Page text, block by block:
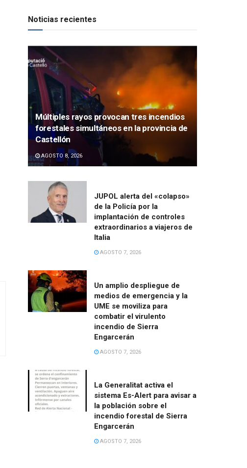
Noticias recientes
Múltiples rayos provocan tres incendios
forestales simultáneos en la provincia de
Castellón
AGOSTO 8, 2026
JUPOL alerta del «colapso»
de la Policía por la
implantación de controles
extraordinarios a viajeros de
Italia
AGOSTO 7, 2026
Un amplio despliegue de
medios de emergencia y la
UME se moviliza para
combatir el virulento
incendio de Sierra
Engarcerán
AGOSTO 7, 2026
La Generalitat activa el
sistema Es-Alert para avisar a
la población sobre el
incendio forestal de Sierra
Engarcerán
AGOSTO 7, 2026